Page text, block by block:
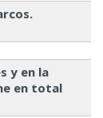
y en la
en total